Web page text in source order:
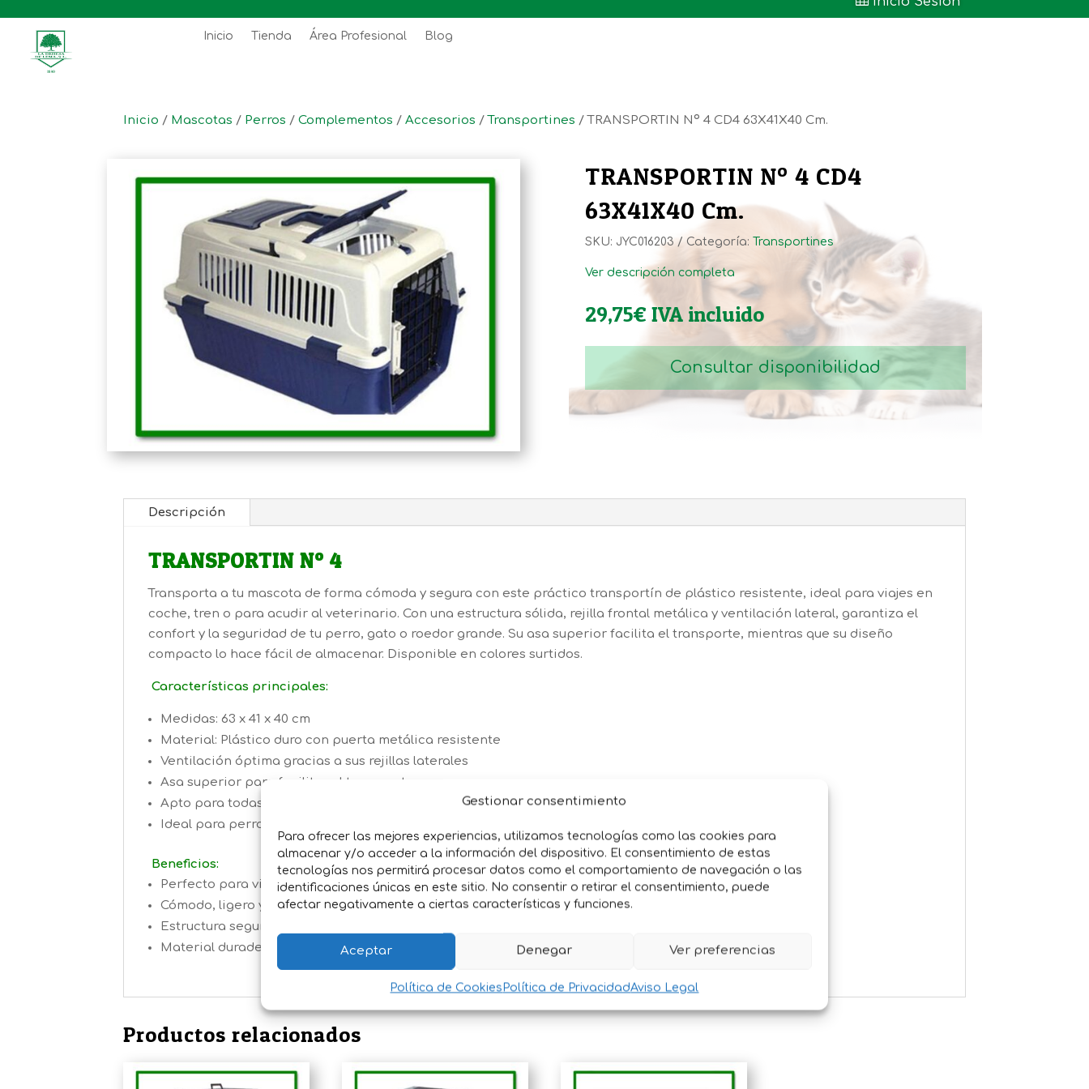
Gestionar consentimiento
Para ofrecer las mejores experiencias, utilizamos tecnologías como las cookies para
almacenar y/o acceder a la información del dispositivo. El consentimiento de estas
tecnologías nos permitirá procesar datos como el comportamiento de navegación o las
identificaciones únicas en este sitio. No consentir o retirar el consentimiento, puede
afectar negativamente a ciertas características y funciones.
Aceptar Denegar Ver preferencias
Política de Cookies Política de PrivacidadAviso Legal
Inicio Tienda Área Profesional Blog
Inicio / Mascotas / Perros / Complementos / Accesorios /Transportines / TRANSPORTIN Nº 4 CD4 63X41X40 Cm.
TRANSPORTIN Nº 4 CD4
63X41X40 Cm.
SKU: JYC016203 Categoría: Transportines
Ver descripción completa
29,75€ IVA incluido
Consultar disponibilidad
Descripción
TRANSPORTIN Nº 4
Transporta a tu mascota de forma cómoda y segura con este práctico transportín de plástico resistente, ideal para viajes en
coche, tren o para acudir al veterinario. Con una estructura sólida, rejilla frontal metálica y ventilación lateral, garantiza el
confort y la seguridad de tu perro, gato o roedor grande. Su asa superior facilita el transporte, mientras que su diseño
compacto lo hace fácil de almacenar. Disponible en colores surtidos.
Características principales:
Medidas: 63 x 41 x 40 cm
Material: Plástico duro con puerta metálica resistente
Ventilación óptima gracias a sus rejillas laterales
Asa superior para facilitar el transporte
Apto para todas las etapas de vida de tu mascota
Ideal para perros pequeños y medianos, gatos y conejos grandes
Beneficios:
Perfecto para viajes en coche, tren o salidas al veterinario
Cómodo, ligero y fácil de usar
Estructura segura que evita escapes
Material duradero y fácil de limpiar
Productos relacionados